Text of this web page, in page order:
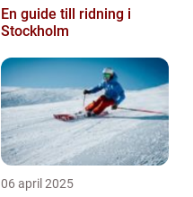
En guide till ridning i
Stockholm
06 april 2025